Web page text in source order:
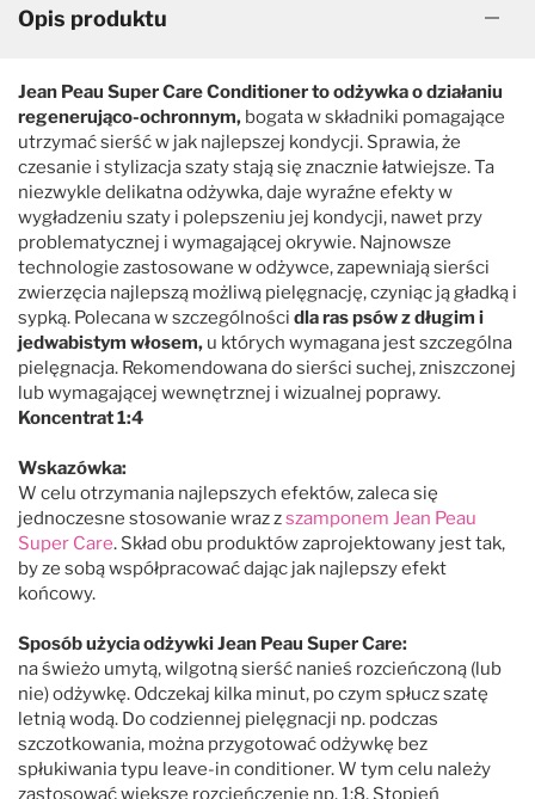
Opis produktu
Jean Peau Super Care Conditioner to odżywka o działaniu
regenerująco-ochronnym, bogata w składniki pomagające
utrzymać sierść w jak najlepszej kondycji. Sprawia, że
czesanie i stylizacja szaty stają się znacznie łatwiejsze. Ta
niezwykle delikatna odżywka, daje wyraźne efekty w
wygładzeniu szaty i polepszeniu jej kondycji, nawet przy
problematycznej i wymagającej okrywie. Najnowsze
technologie zastosowane w odżywce, zapewniają sierści
zwierzęcia najlepszą możliwą pielęgnację, czyniąc ją gładką i
sypką. Polecana w szczególności dla ras psów z długim i
jedwabistym włosem, u których wymagana jest szczególna
pielęgnacja. Rekomendowana do sierści suchej, zniszczonej
lub wymagającej wewnętrznej i wizualnej poprawy.
Koncentrat 1:4
Wskazówka:
W celu otrzymania najlepszych efektów, zaleca się
jednoczesne stosowanie wraz zszamponem Jean Peau
Super Care. Skład obu produktów zaprojektowany jest tak,
by ze sobą współpracować dając jak najlepszy efekt
końcowy.
Sposób użycia odżywki Jean Peau Super Care:
na świeżo umytą, wilgotną sierść nanieś rozcieńczoną (lub
nie) odżywkę. Odczekaj kilka minut, po czym spłucz szatę
letnią wodą. Do codziennej pielęgnacji np. podczas
szczotkowania, można przygotować odżywkę bez
spłukiwania typu leave-in conditioner. W tym celu należy
zastosować większe rozcieńczenie np. 1:8. Stopień